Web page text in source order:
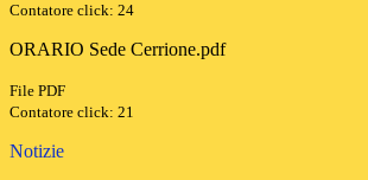
Contatore click: 24
ORARIO Sede Cerrione.pdf
File PDF
Contatore click: 21
Notizie